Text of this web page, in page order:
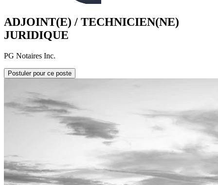
ADJOINT(E) / TECHNICIEN(NE)
JURIDIQUE
PG Notaires Inc.
Postuler pour ce poste